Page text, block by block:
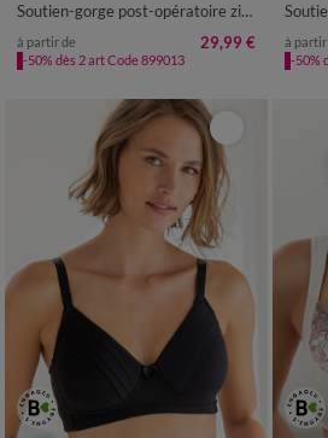
Soutien-gorge post-opératoire zippé devant - sans armatures
à partir de 29,99 €
-50% dès 2 art Code 899013
à partir
-50%